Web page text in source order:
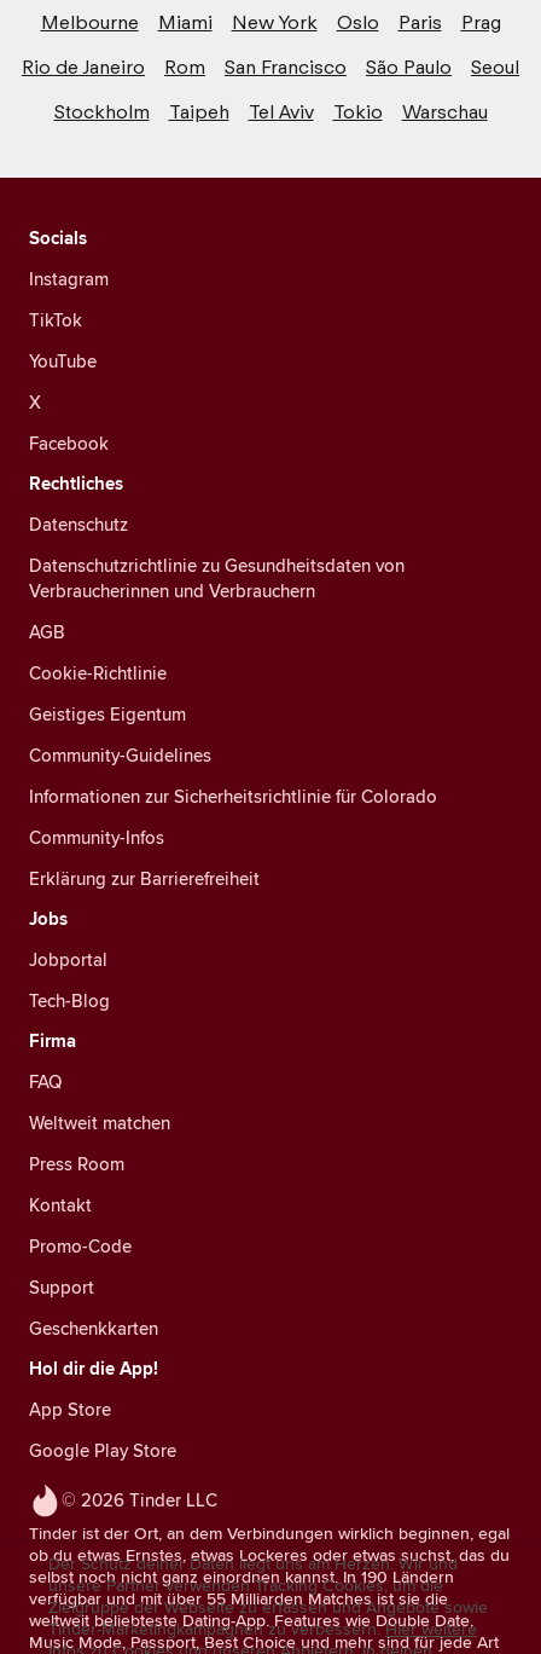
Melbourne
Miami New York Oslo Paris
Prag
Rio de Janeiro
Rom San Francisco São Paulo
Seoul
Stockholm
Taipeh Tel Aviv Tokio Warschau
© 2026 Tinder LLC
Tinder ist der Ort, an dem Verbindungen wirklich beginnen, egal
ob du etwas Ernstes, etwas Lockeres oder etwas suchst, das du
selbst noch nicht ganz einordnen kannst. In 190 Ländern
verfügbar und mit über 55 Milliarden Matches ist sie die
weltweit beliebteste Dating-App. Features wie Double Date,
Music Mode, Passport, Best Choice und mehr sind für jede Art
Socials
Instagram
TikTok
YouTube
X
Facebook
Rechtliches
Datenschutz
Datenschutzrichtlinie zu Gesundheitsdaten von
Verbraucherinnen und Verbrauchern
AGB
Cookie-Richtlinie
Geistiges Eigentum
Community-Guidelines
Informationen zur Sicherheitsrichtlinie für Colorado
Community-Infos
Erklärung zur Barrierefreiheit
Jobs
Jobportal
Tech-Blog
Firma
FAQ
Weltweit matchen
Press Room
Kontakt
Promo-Code
Support
Geschenkkarten
Hol dir die App!
App Store
Google Play Store
Der Schutz deiner Daten liegt uns am Herzen. Wir und
unsere Partner verwenden Tracking Cookies, um die
Zielgruppe der Webseite zu erfassen und Angebote sowie
Tinder-Marketingkampagnen zu verbessern. Hier weitere